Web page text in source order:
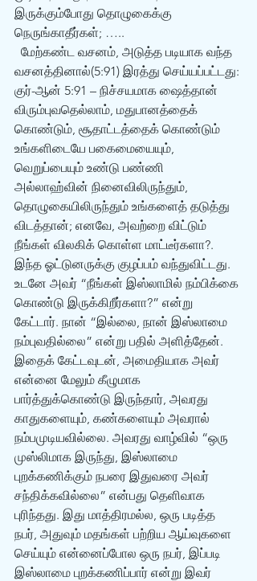
இருக்கும்போது தொழுகைக்கு
நெருங்காதீர்கள்; …..
வசனத்தினால்(5:91) இரத்து செய்யப்பட்டது:
குர்-ஆன் 5:91 – நிச்சயமாக ஷைத்தான்
விரும்புவதெல்லாம், மதுபானத்தைக்
கொண்டும், சூதாட்டத்தைக் கொண்டும்
உங்களிடையே பகைமையையும்,
வெறுப்பையும் உண்டு பண்ணி
அல்லாஹ்வின் நினைவிலிருந்தும்,
தொழுகையிலிருந்தும் உங்களைத் தடுத்து
விடத்தான்; எனவே, அவற்றை விட்டும்
நீங்கள் விலகிக் கொள்ள மாட்டீர்களா?.
இந்த ஓட்டுனருக்கு குழப்பம் வந்துவிட்டது.
உடனே அவர் “நீங்கள் இஸ்லாமில் நம்பிக்கை
கொண்டு இருக்கிறீர்களா?” என்று
கேட்டார். நான் “இல்லை, நான் இஸ்லாமை
நம்புவதில்லை” என்று பதில் அளித்தேன்.
இதைக் கேட்டவுடன், அமைதியாக அவர்
என்னை மேலும் கீழுமாக
பார்த்துக்கொண்டு இருந்தார், அவரது
காதுகளையும், கண்களையும் அவரால்
நம்பமுடியவில்லை. அவரது வாழ்வில் “ஒரு
முஸ்லிமாக இருந்து, இஸ்லாமை
புறக்கணிக்கும் நபரை இதுவரை அவர்
சந்திக்கவில்லை” என்பது தெளிவாக
புரிந்தது. இது மாத்திரமல்ல, ஒரு படித்த
நபர், அதுவும் மதங்கள் பற்றிய ஆய்வுகளை
செய்யும் என்னைப்போல ஒரு நபர், இப்படி
இஸ்லாமை புறக்கணிப்பார் என்று இவர்